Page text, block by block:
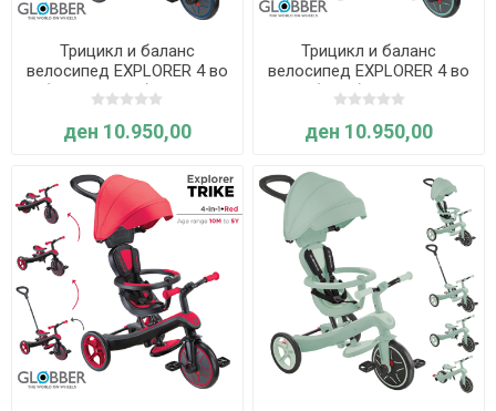
Трицикл и баланс
велосипед EXPLORER 4 во
1 (Кралско син) - Globber
ден 10.950,00
Трицикл и баланс
велосипед EXPLORER 4 во
1 (Минт) - Globber
ден 10.950,00